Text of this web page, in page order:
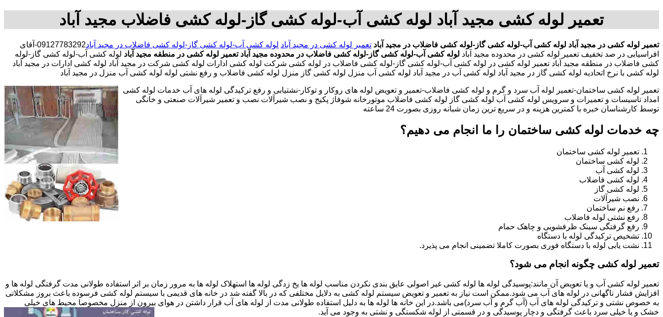
تعمیر لوله کشی مجید آباد لوله کشی آب-لوله کشی گاز-لوله کشی فاضلاب مجید آباد
تعمیر لوله کشی در مجید آباد لوله کشی آب-لوله کشی گاز-لوله کشی فاضلاب در مجید آباد تعمیر لوله کشی در مجید آباد لوله کشی آب-لوله کشی گاز-لوله کشی فاضلاب در مجید آباد
09127783292-آقای
افراسیابی در صد تخفیف تعمیر لوله کشی در محدوده مجید آباد لوله کشی آب-لوله کشی گاز-لوله کشی فاضلاب در محدوده مجید آباد تعمیر لوله کشی در منطقه مجید آباد لوله کشی آب-لوله کشی گاز-لوله
کشی فاضلاب در منطقه مجید آباد تعمیر لوله کشی در لوله کشی آب-لوله کشی گاز-لوله کشی فاضلاب در لوله کشی شرکت لوله کشی ادارات لوله کشی شرکت در مجید آباد لوله کشی ادارات در مجید آباد
لوله کشی با نرخ اتحادیه لوله کشی گاز در مجید آباد لوله کشی آب در مجید آباد لوله کشی آب منزل لوله کشی گاز منزل لوله کشی فاضلاب و رفع نشتی لوله لوله کشی آب منزل در مجید آباد
تعمیر لوله کشی ساختمان-تعمیر لوله آب سرد و گرم و لوله کشی فاضلاب-تعمیر و تعویض لوله های روکار و توکار-نشتیابی و رفع ترکیدگی لوله های آب خدمات لوله کشی
امداد تاسیسات و تعمیرات و سرویس لوله کشی آب لوله کشی گاز لوله کشی فاضلاب موتورخانه شوفاژ پکیج و نصب شیرآلات نصب و تعمیر شیرآلات صنعتی و خانگی
توسط کارشناسان خبره با کمترین هزینه و در سریع ترین زمان شبانه روزی بصورت 24 ساعته
چه خدمات لوله کشی ساختمان را ما انجام می دهیم؟
تعمیر لوله کشی ساختمان
لوله کشی ساختمان
لوله کشی آب
لوله کشی فاضلاب
لوله کشی گاز
نصب شیرآلات
رفع نم ساختمان
رفع نشتی لوله فاضلاب
رفع گرفتگی سینک ظرفشویی و چاهک حمام
تشخیص ترکیدگی لوله با دستگاه
نشت یابی لوله با دستگاه فوری بصورت کاملا تضمینی انجام می پذیرد.
تعمیر لوله کشی چگونه انجام می شود؟
تعمیر لوله کشی آب و یا تعویض آن مانند:پوسیدگی لوله ها لوله کشی غیر اصولی عایق بندی نکردن مناسب لوله ها یخ زدگی لوله ها استهلاک لوله ها به مرور زمان بر اثر استفاده طولانی مدت گرفتگی لوله ها و
افزایش فشار ناگهانی در لوله های آب می شود.ممکن است نیاز به تعمیر و تعویض سیستم لوله کشی به دلایل مختلفی که در بالا گفته شد در خانه های قدیمی با سیستم لوله کشی فرسوده باعث بروز مشکلاتی
به خصوص نشتی و ترکیدگی لوله های آب (آب گرم و آب سرد)می باشد.در این خانه ها لوله ها به دلیل استفاده طولانی مدت از لوله های آب قرار داشتن در هوای بیرون از منزل مخصوصا محیط های خیلی
خشک و یا خیلی سرد باعث گرفتگی و دچار پوسیدگی و در قسمتی از لوله شکستگی و نشتی به وجود می آید.